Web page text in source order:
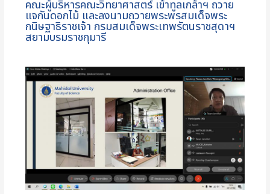
คณะผู้บริหารคณะวิทยาศาสตร์ เข้าทูลเกล้าฯ ถวาย
แจกันดอกไม้ และลงนามถวายพระพรสมเด็จพระ
กนิษฐาธิราชเจ้า กรมสมเด็จพระเทพรัตนราชสุดาฯ
สยามบรมราชกุมารี